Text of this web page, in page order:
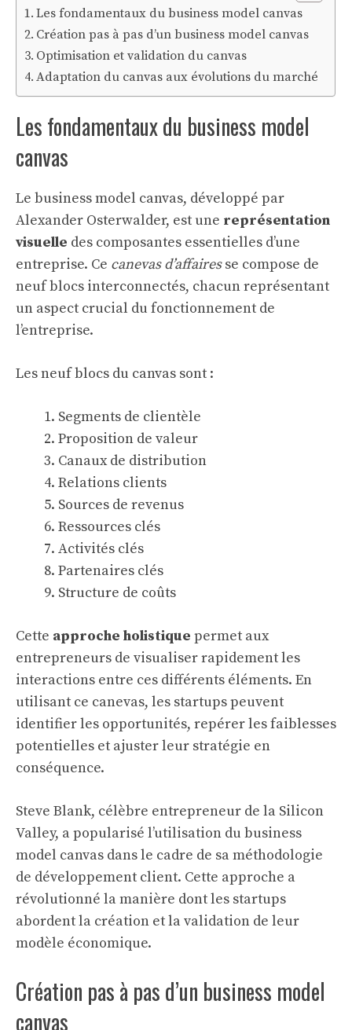
Les fondamentaux du business model canvas
Création pas à pas d’un business model canvas
Optimisation et validation du canvas
Adaptation du canvas aux évolutions du marché
Les fondamentaux du business model
canvas
Le business model canvas, développé par
Alexander Osterwalder, est une représentation
visuelle des composantes essentielles d’une
entreprise. Ce canevas d’affairesse compose de
neuf blocs interconnectés, chacun représentant
un aspect crucial du fonctionnement de
l’entreprise.
Les neuf blocs du canvas sont :
Segments de clientèle
Proposition de valeur
Canaux de distribution
Relations clients
Sources de revenus
Ressources clés
Activités clés
Partenaires clés
Structure de coûts
Cette approche holistique permet aux
entrepreneurs de visualiser rapidement les
interactions entre ces différents éléments. En
utilisant ce canevas, les startups peuvent
identifier les opportunités, repérer les faiblesses
potentielles et ajuster leur stratégie en
conséquence.
Steve Blank, célèbre entrepreneur de la Silicon
Valley, a popularisé l’utilisation du business
model canvas dans le cadre de sa méthodologie
de développement client. Cette approche a
révolutionné la manière dont les startups
abordent la création et la validation de leur
modèle économique.
Création pas à pas d’un business model
canvas